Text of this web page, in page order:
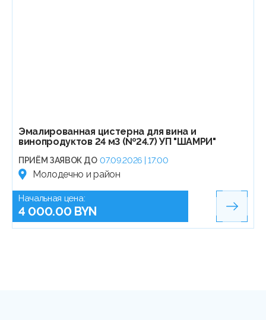
Эмалированная цистерна для вина и
винопродуктов 24 м3 (№24.7) УП "ШАМРИ"
ПРИЁМ ЗАЯВОК ДО 07.09.2026 | 17:00
Молодечно и район
Начальная цена:
4 000.00 BYN